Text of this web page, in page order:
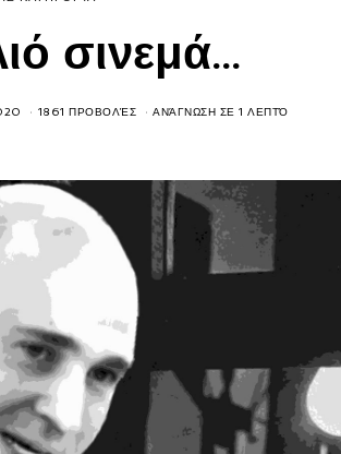
σινεμά…
1861 ΠΡΟΒΟΛΈΣ ΑΝΆΓΝΩΣΗ ΣΕ 1 ΛΕΠΤΌ